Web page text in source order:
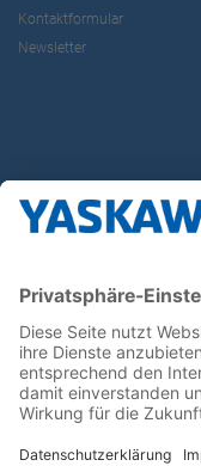
Kontaktformular
Newsletter
Home AGB
Whistleblowing
Yaskawa Europe GmbH